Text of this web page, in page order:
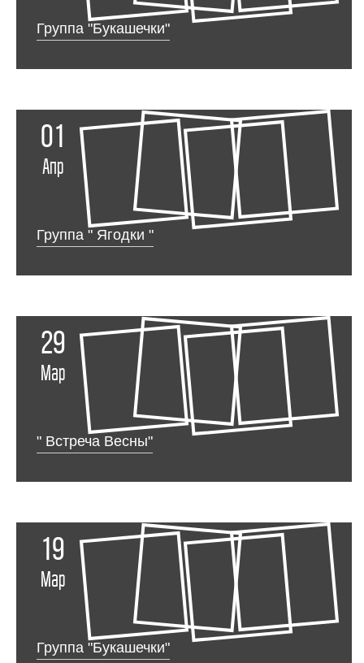
Группа "Букашечки"
01
Апр
Группа " Ягодки "
29
Мар
" Встреча Весны"
19
Мар
Группа "Букашечки"